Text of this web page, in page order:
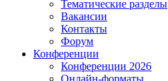
Тематические разделы
Вакансии
Контакты
Форум
Конференции
Конференции 2026
Онлайн-форматы